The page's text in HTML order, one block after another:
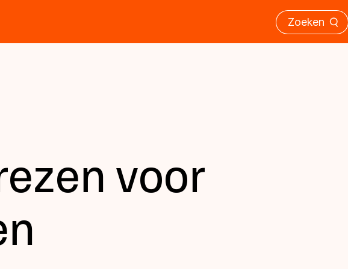
Zoeken
voor